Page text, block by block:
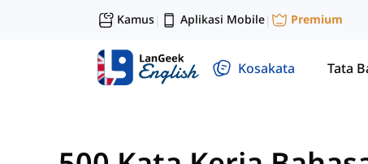
Kamus| Aplikasi Mobile| Premium
Kosakata Tata